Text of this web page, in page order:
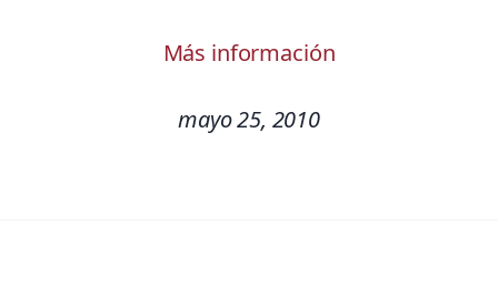
Más información
mayo 25, 2010